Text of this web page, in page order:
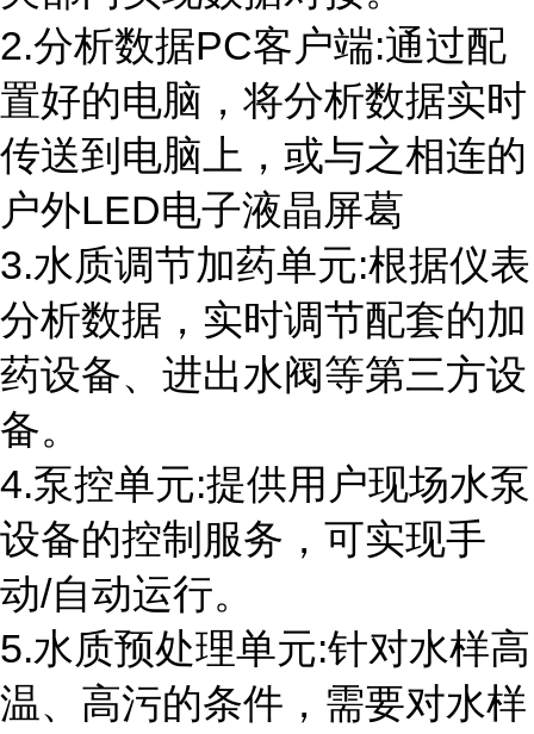
2.分析数据PC客户端:通过配
置好的电脑，将分析数据实时
传送到电脑上，或与之相连的
户外LED电子液晶屏葛
3.水质调节加药单元:根据仪表
分析数据，实时调节配套的加
药设备、进出水阀等第三方设
备。
4.泵控单元:提供用户现场水泵
设备的控制服务，可实现手
动/自动运行。
5.水质预处理单元:针对水样高
温、高污的条件，需要对水样